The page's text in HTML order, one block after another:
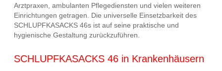
Arztpraxen, ambulanten Pflegediensten und vielen weiteren
Einrichtungen getragen. Die universelle Einsetzbarkeit des
SCHLUPFKASACKS 46s ist auf seine praktische und
hygienische Gestaltung zurückzuführen.
SCHLUPFKASACKS 46 in Krankenhäusern